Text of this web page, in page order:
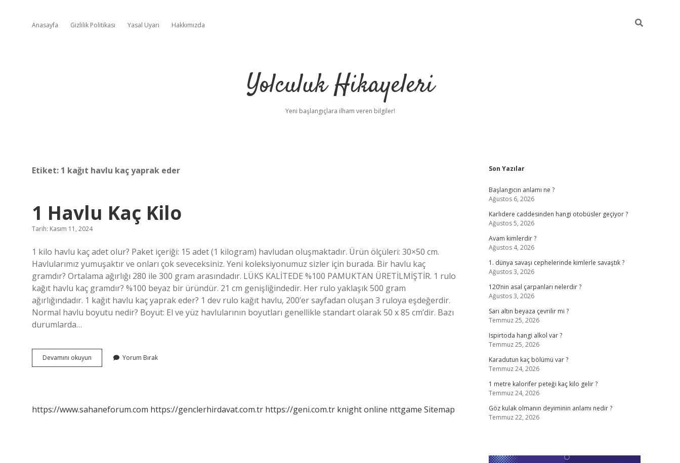
Anasayfa Gizlilik Politikası Yasal Uyarı Hakkımızda
Yolculuk Hikayeleri
Yeni başlangıçlara ilham veren bilgiler!
Etiket: 1 kağıt havlu kaç yaprak eder
1 Havlu Kaç Kilo
Tarih: Kasım 11, 2024
1 kilo havlu kaç adet olur? Paket içeriği: 15 adet (1 kilogram) havludan oluşmaktadır. Ürün ölçüleri: 30×50 cm.
Havlularımız yumuşaktır ve onları çok seveceksiniz. Yeni koleksiyonumuz sizler için burada. Bir havlu kaç
gramdır? Ortalama ağırlığı 280 ile 300 gram arasındadır. LÜKS KALİTEDE %100 PAMUKTAN ÜRETİLMİŞTİR. 1 rulo
kağıt havlu kaç gramdır? %100 beyaz bir üründür. 21 cm genişliğindedir. Her rulo yaklaşık 500 gram
ağırlığındadır. 1 kağıt havlu kaç yaprak eder? 1 dev rulo kağıt havlu, 200’er sayfadan oluşan 3 ruloya eşdeğerdir.
Normal havlu boyutu nedir? Boyut: El ve yüz havlularının boyutları genellikle standart olarak 50 x 85 cm’dir. Bazı
durumlarda…
Devamını okuyun
Havlu
Yorum Bırak
https://www.sahaneforum.com https://genclerhirdavat.com.tr https://geni.com.tr knight online nttgame Sitemap
Sidebar
Son Yazılar
Başlangıcın anlamı ne ?
Ağustos 6, 2026
Karlıdere caddesinden hangi otobüsler geçiyor ?
Ağustos 5, 2026
Avam kimlerdir ?
Ağustos 4, 2026
1. dünya savaşı cephelerinde kimlerle savaştık ?
Ağustos 3, 2026
120’nin asal çarpanları nelerdir ?
Ağustos 3, 2026
Sarı altın beyaza çevrilir mi ?
Temmuz 25, 2026
Ispirtoda hangi alkol var ?
Temmuz 25, 2026
Karadutun kaç bölümü var ?
Temmuz 24, 2026
1 metre kalorifer peteği kaç kilo gelir ?
Temmuz 24, 2026
Göz kulak olmanın deyiminin anlamı nedir ?
Temmuz 22, 2026
betexper giriş